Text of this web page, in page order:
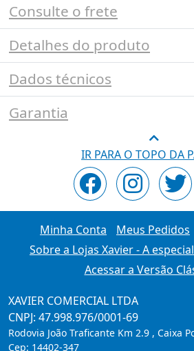
Consulte o frete
Detalhes do produto
Dados técnicos
Garantia
IR PARA O TOPO DA
Minha Conta Meus Pedidos
Sobre a Lojas Xavier - A
Acessar a Versão
XAVIER COMERCIAL LTDA
CNPJ: 47.998.976/0001-69
Rodovia João Traficante Km 2.9 , Caixa
Cep: 14402-347